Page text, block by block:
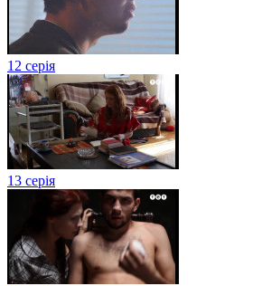
12 серія
13 серія